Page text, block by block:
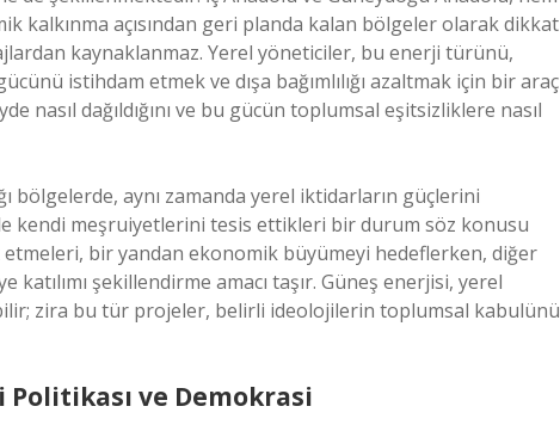
kalkınma açısından geri planda kalan bölgeler olarak dikkat
kaynaklanmaz. Yerel yöneticiler, bu enerji türünü,
istihdam etmek ve dışa bağımlılığı azaltmak için bir araç
nasıl dağıldığını ve bu gücün toplumsal eşitsizliklere nasıl
bölgelerde, aynı zamanda yerel iktidarların güçlerini
kendi meşruiyetlerini tesis ettikleri bir durum söz konusu
bir yandan ekonomik büyümeyi hedeflerken, diğer
şekillendirme amacı taşır. Güneş enerjisi, yerel
zira bu tür projeler, belirli ideolojilerin toplumsal kabulünü
ve Demokrasi